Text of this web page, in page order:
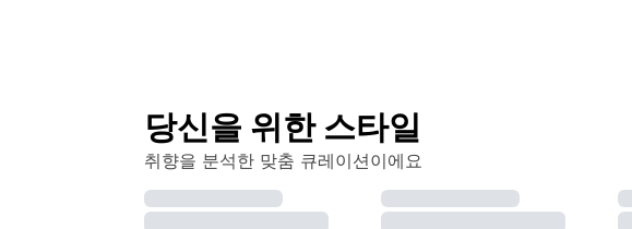
당신을 위한 스타일
취향을 분석한 맞춤 큐레이션이에요